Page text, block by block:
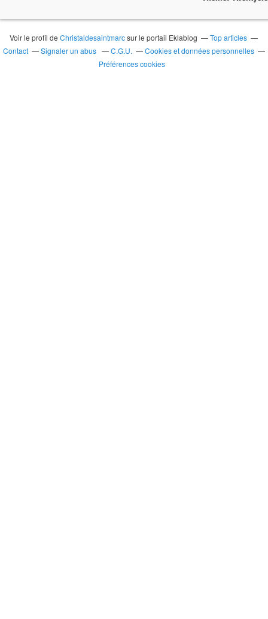
Voir le profil deChristaldesaintmarcsur le portail Eklablog
Top articles
Contact
Signaler un abus C.G.U.
Cookies et données personnelles
Préférences cookies